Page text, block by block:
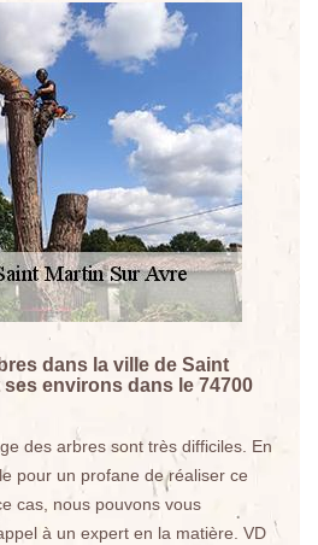
dans la ville de Saint
ses environs dans le 74700
des arbres sont très difficiles. En
pour un profane de réaliser ce
cas, nous pouvons vous
à un expert en la matière. VD